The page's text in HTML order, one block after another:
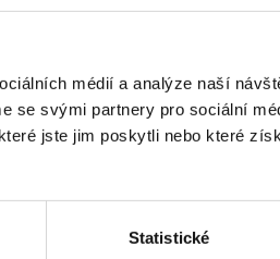
médií a analýze naší
se svými partnery pro sociální
jste jim poskytli nebo které
Statistické